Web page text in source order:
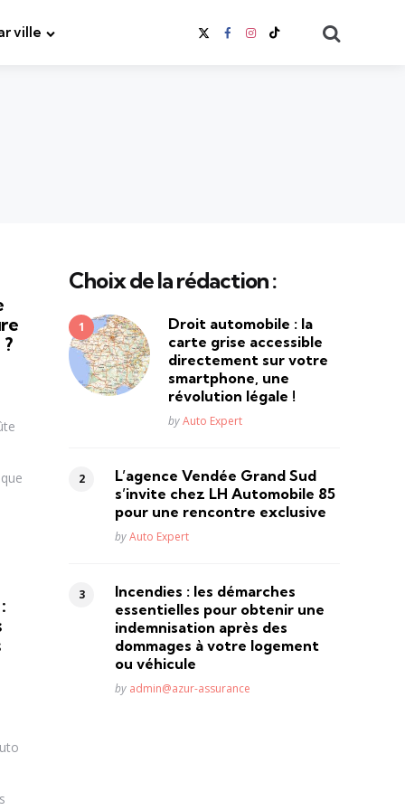
ville
Choix de la rédaction :
Droit automobile : la
carte grise accessible
directement sur votre
smartphone, une
révolution légale !
Posted
byAuto Expert
L’agence Vendée Grand Sud
s’invite chez LH Automobile 85
pour une rencontre exclusive
Posted
byAuto Expert
Incendies : les démarches
essentielles pour obtenir une
indemnisation après des
dommages à votre logement
ou véhicule
Posted
by admin@azur-assurance